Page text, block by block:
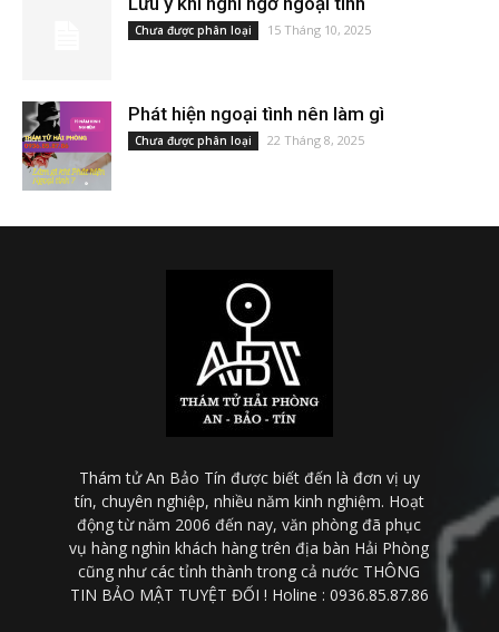
Chưa được phân loại 15 Tháng 10, 2025
Phát hiện ngoại tình nên làm gì
Chưa được phân loại 22 Tháng 8, 2025
Thám tử An Bảo Tín được biết đến là đơn vị uy
tín, chuyên nghiệp, nhiều năm kinh nghiệm. Hoạt
động từ năm 2006 đến nay, văn phòng đã phục
vụ hàng nghìn khách hàng trên địa bàn Hải Phòng
cũng như các tỉnh thành trong cả nước THÔNG
TIN BẢO MẬT TUYỆT ĐỐI ! Holine : 0936.85.87.86